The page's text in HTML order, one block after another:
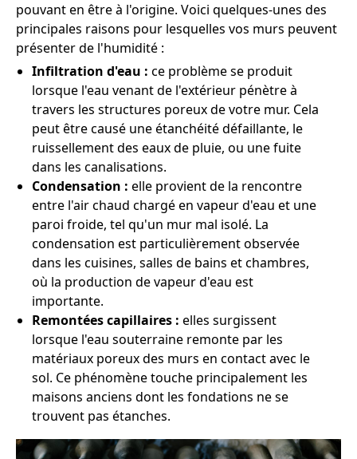
pouvant en être à l'origine. Voici quelques-unes des
principales raisons pour lesquelles vos murs peuvent
présenter de l'humidité :
Infiltration d'eau : ce problème se produit
lorsque l'eau venant de l'extérieur pénètre à
travers les structures poreux de votre mur. Cela
peut être causé une étanchéité défaillante, le
ruissellement des eaux de pluie, ou une fuite
dans les canalisations.
Condensation : elle provient de la rencontre
entre l'air chaud chargé en vapeur d'eau et une
paroi froide, tel qu'un mur mal isolé. La
condensation est particulièrement observée
dans les cuisines, salles de bains et chambres,
où la production de vapeur d'eau est
importante.
Remontées capillaires : elles surgissent
lorsque l'eau souterraine remonte par les
matériaux poreux des murs en contact avec le
sol. Ce phénomène touche principalement les
maisons anciens dont les fondations ne se
trouvent pas étanches.